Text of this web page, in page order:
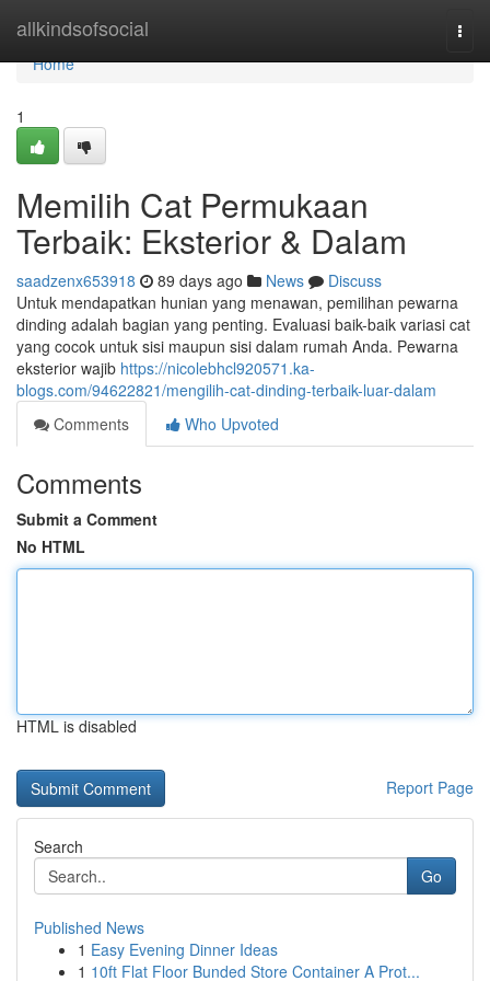
allkindsofsocial
Home
Home
1
Memilih Cat Permukaan
Terbaik: Eksterior & Dalam
saadzenx653918 89 days ago News
Discuss
Untuk mendapatkan hunian yang menawan, pemilihan pewarna
dinding adalah bagian yang penting. Evaluasi baik-baik variasi cat
yang cocok untuk sisi maupun sisi dalam rumah Anda. Pewarna
eksterior wajib https://nicolebhcl920571.ka-
blogs.com/94622821/mengilih-cat-dinding-terbaik-luar-dalam
Comments
Who Upvoted
Comments
Submit a Comment
No HTML
HTML is disabled
Report Page
Search
Go
Published News
1 Easy Evening Dinner Ideas
1 10ft Flat Floor Bunded Store Container A Prot...